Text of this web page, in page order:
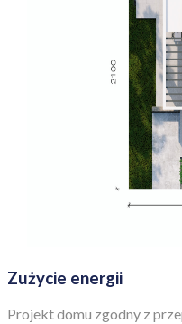
Zużycie energii
Projekt domu zgodny z